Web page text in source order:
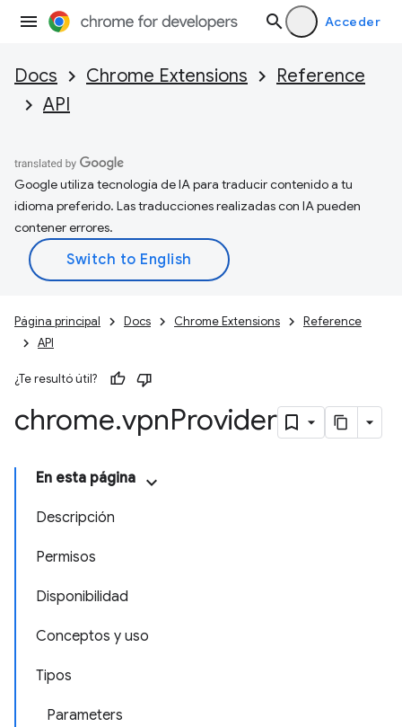
Acceder
Docs Chrome Extensions
Reference
API
Google utiliza tecnología de IA para traducir contenido a tu
idioma preferido. Las traducciones realizadas con IA pueden
contener errores.
Página principal Docs Chrome Extensions
Reference
API
¿Te resultó útil?
chrome.vpnProvider
En esta página
Descripción
Permisos
Disponibilidad
Conceptos y uso
Tipos
Parameters